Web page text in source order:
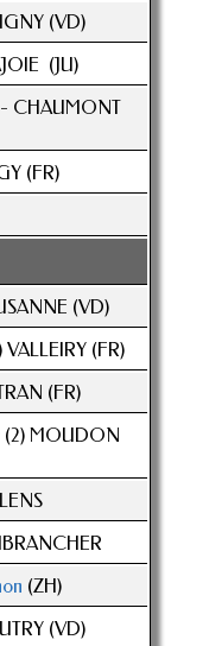
(VD)
(JU)
CHAUMONT
(FR)
(VD)
VALLEIRY (FR)
(FR)
(2) MOUDON
(ZH)
(VD)